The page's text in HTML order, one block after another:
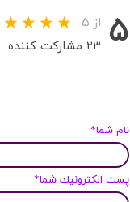
۵ از ۵
۲۳ مشارکت کننده
نام شما*
پست الكترونيك شما*